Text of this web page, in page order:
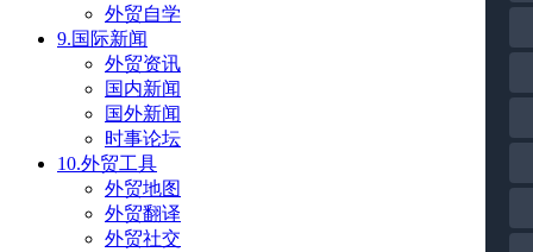
外贸自学
9.国际新闻
外贸资讯
国内新闻
国外新闻
时事论坛
10.外贸工具
外贸地图
外贸翻译
外贸社交